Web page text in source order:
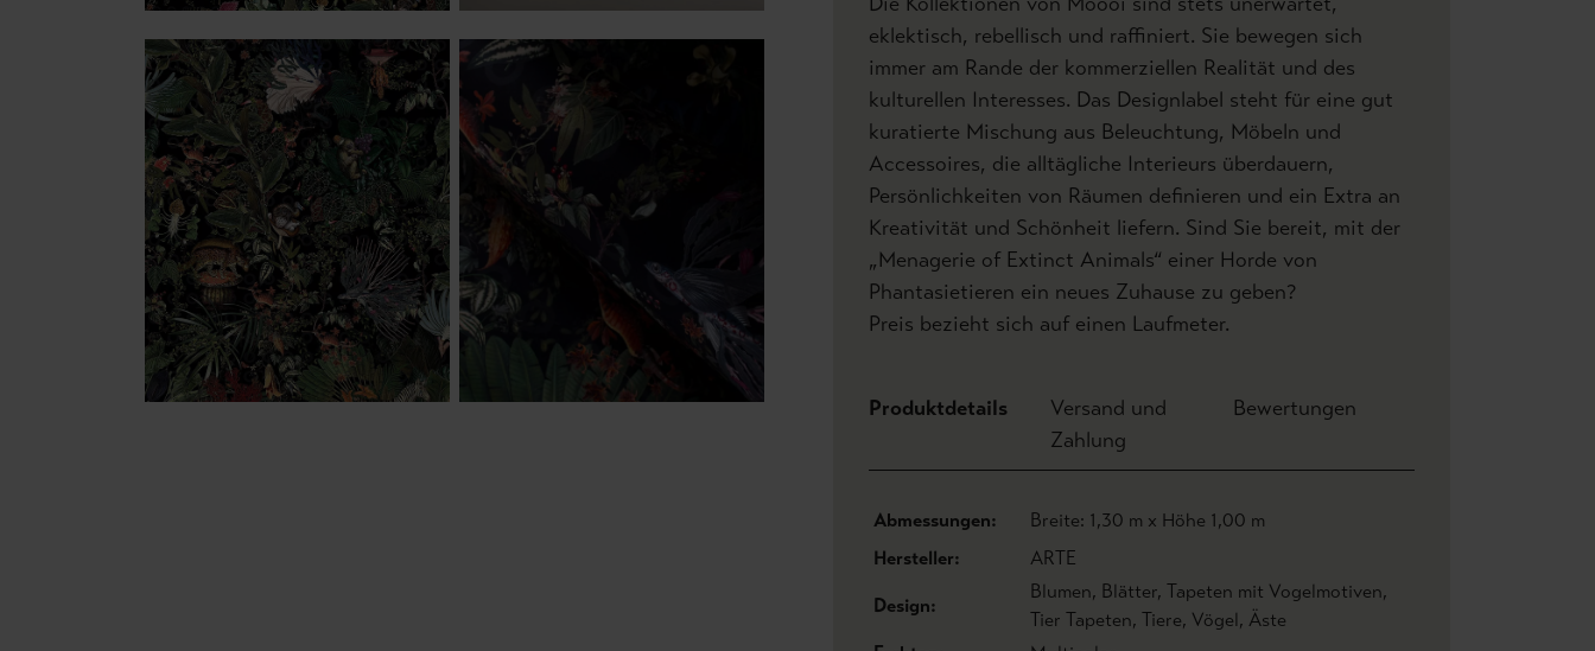
eklektisch, rebellisch und raffiniert. Sie bewegen sich
immer am Rande der kommerziellen Realität und des
kulturellen Interesses. Das Designlabel steht für eine gut
kuratierte Mischung aus Beleuchtung, Möbeln und
Accessoires, die alltägliche Interieurs überdauern,
Persönlichkeiten von Räumen definieren und ein Extra an
Kreativität und Schönheit liefern. Sind Sie bereit, mit der
„Menagerie of Extinct Animals“ einer Horde von
Phantasietieren ein neues Zuhause zu geben?
Preis bezieht sich auf einen Laufmeter.
Produktdetails
Versand und
Zahlung
Bewertungen
Abmessungen:
Breite: 1,30 m x Höhe 1,00 m
Hersteller:
ARTE
Design:
Blumen, Blätter, Tapeten mit Vogelmotiven,
Tier Tapeten, Tiere, Vögel, Äste